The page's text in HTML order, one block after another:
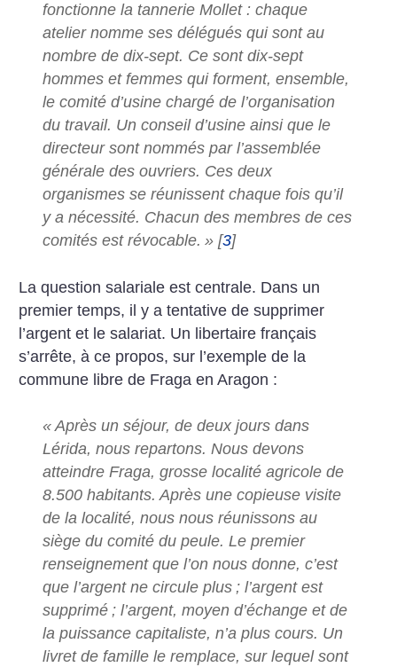
fonctionne la tannerie Mollet : chaque
atelier nomme ses délégués qui sont au
nombre de dix-sept. Ce sont dix-sept
hommes et femmes qui forment, ensemble,
le comité d’usine chargé de l’organisation
du travail. Un conseil d’usine ainsi que le
directeur sont nommés par l’assemblée
générale des ouvriers. Ces deux
organismes se réunissent chaque fois qu’il
y a nécessité. Chacun des membres de ces
comités est révocable. »[3]
La question salariale est centrale. Dans un
premier temps, il y a tentative de supprimer
l’argent et le salariat. Un libertaire français
s’arrête, à ce propos, sur l’exemple de la
commune libre de Fraga en Aragon :
« Après un séjour, de deux jours dans
Lérida, nous repartons. Nous devons
atteindre Fraga, grosse localité agricole de
8.500 habitants. Après une copieuse visite
de la localité, nous nous réunissons au
siège du comité du peule. Le premier
renseignement que l’on nous donne, c’est
que l’argent ne circule plus ; l’argent est
supprimé ; l’argent, moyen d’échange et de
la puissance capitaliste, n’a plus cours. Un
livret de famille le remplace, sur lequel sont